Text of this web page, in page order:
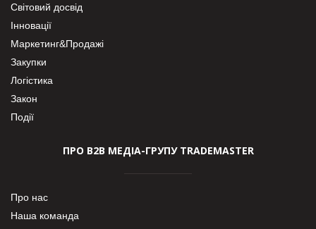
Світовий досвід
Інновації
Маркетинг&Продажі
Закупки
Логістика
Закон
Події
ПРО В2В МЕДІА-ГРУПУ TRADEMASTER
Про нас
Наша команда